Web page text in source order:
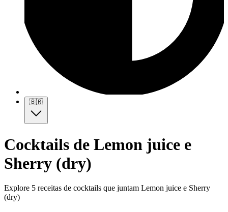
🇧🇷
Cocktails de Lemon juice e
Sherry (dry)
Explore 5 receitas de cocktails que juntam Lemon juice e Sherry
(dry)